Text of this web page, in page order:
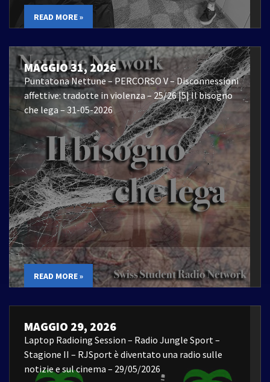
READ MORE »
MAGGIO 31, 2026
Puntatona Nettune – PERCORSO V – Disconnessioni
affettive: tradotte in violenza – 25/26 |5| Il bisogno
che lega – 31-05-2026
READ MORE »
MAGGIO 29, 2026
Laptop Radioing Session – Radio Jungle Sport –
Stagione II – RJSport è diventato una radio sulle
notizie e sul cinema – 29/05/2026